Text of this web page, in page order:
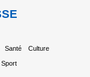
Santé Culture
Sport